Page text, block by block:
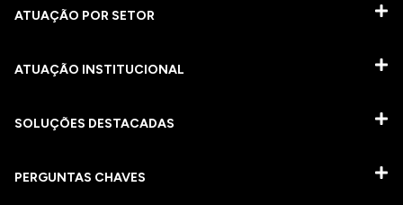
ATUAÇÃO POR SETOR
ATUAÇÃO INSTITUCIONAL
SOLUÇÕES DESTACADAS
PERGUNTAS CHAVES​